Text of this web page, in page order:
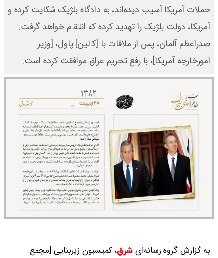
حملات آمریکا آسیب دیده‌اند، به دادگاه بلژیک شکایت کرده و
آمریکا، دولت بلژیک را تهدید کرده‌ که انتقام خواهد گرفت.
صدراعظم آلمان، پس از ملاقات با [کالین] پاول، [وزیر
امورخارجه آمریکا]، با رفع تحریم عراق موافقت‌ کرده است.
به گزارش گروه رسانه‌ایشرق،کمیسیون زیربنایی [مجمع